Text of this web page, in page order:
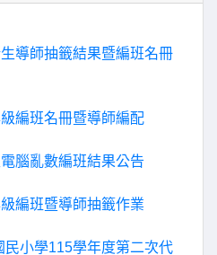
導師抽籤結果暨編班名冊
編班名冊暨導師編配
腦亂數編班結果公告
編班暨導師抽籤作業
民小學115學年度第二次代